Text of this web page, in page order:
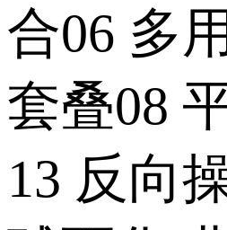
合06 多
套叠08
13 反向